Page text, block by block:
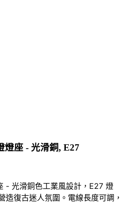
座 - 光滑銅, E27
- 光滑銅色工業風設計，E27 燈
造復古迷人氛圍。電線長度可調，